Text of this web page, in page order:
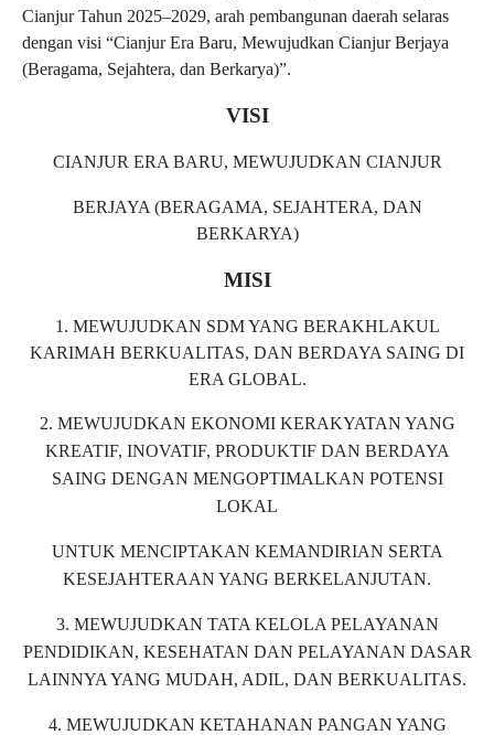
Cianjur Tahun 2025–2029, arah pembangunan daerah selaras
dengan visi “Cianjur Era Baru, Mewujudkan Cianjur Berjaya
(Beragama, Sejahtera, dan Berkarya)”.
VISI
CIANJUR ERA BARU, MEWUJUDKAN CIANJUR
BERJAYA (BERAGAMA, SEJAHTERA, DAN
BERKARYA)
MISI
1. MEWUJUDKAN SDM YANG BERAKHLAKUL
KARIMAH BERKUALITAS, DAN BERDAYA SAING DI
ERA GLOBAL.
2. MEWUJUDKAN EKONOMI KERAKYATAN YANG
KREATIF, INOVATIF, PRODUKTIF DAN BERDAYA
SAING DENGAN MENGOPTIMALKAN POTENSI
LOKAL
UNTUK MENCIPTAKAN KEMANDIRIAN SERTA
KESEJAHTERAAN YANG BERKELANJUTAN.
3. MEWUJUDKAN TATA KELOLA PELAYANAN
PENDIDIKAN, KESEHATAN DAN PELAYANAN DASAR
LAINNYA YANG MUDAH, ADIL, DAN BERKUALITAS.
4. MEWUJUDKAN KETAHANAN PANGAN YANG